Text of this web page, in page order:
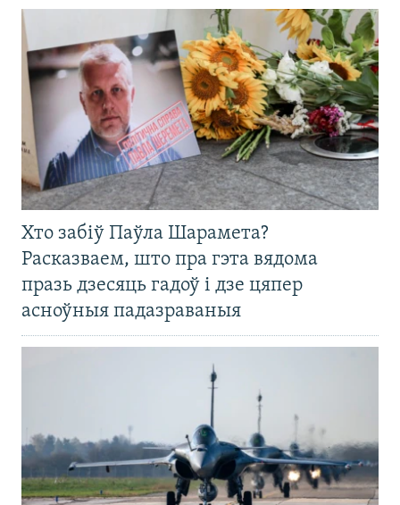
Хто забіў Паўла Шарамета?
Расказваем, што пра гэта вядома
празь дзесяць гадоў і дзе цяпер
асноўныя падазраваныя